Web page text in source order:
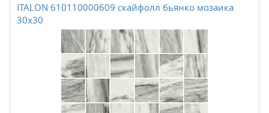
ITALON 610110000609 скайфолл бьянко мозаика
30x30